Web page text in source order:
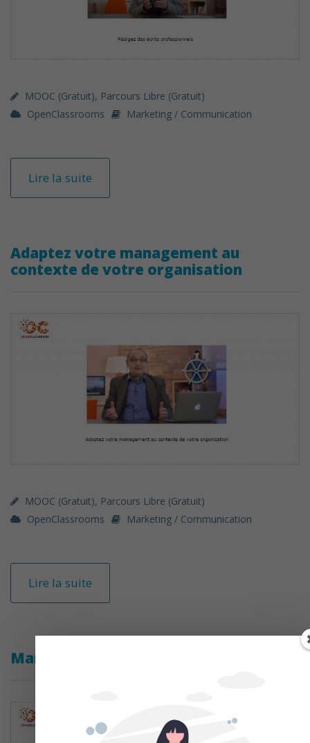
MOOC (gratuit), Parcours Libre (gratuit)
OpenClassrooms
Marketing / Communication
Lire la suite
Adaptez votre management au
contexte de votre organisation
MOOC (gratuit), Parcours Libre (gratuit)
OpenClassrooms
Marketing / Communication
Lire la suite
Managez une équipe au quotidien